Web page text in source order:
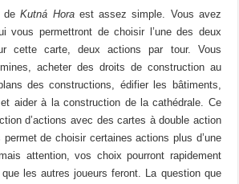
deKutná Horaest assez simple. Vous avez
vous permettront de choisir l’une des deux
cette carte, deux actions par tour. Vous
acheter des droits de construction au
des constructions, édifier les bâtiments,
aider à la construction de la cathédrale. Ce
d’actions avec des cartes à double action
de choisir certaines actions plus d’une
attention, vos choix pourront rapidement
les autres joueurs feront. La question que